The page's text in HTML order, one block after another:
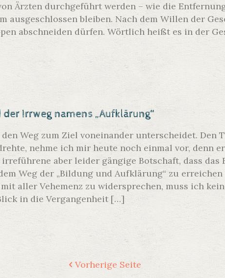
Ärzten durchgeführt werden – wie die
ausgeschlossen bleiben. Nach dem Willen der
abschneiden dürfen. Wörtlich heißt es in der
Irrweg namens „Aufklärung“
Weg zum Ziel voneinander unterscheidet. Den
nehme ich mir heute noch einmal vor, denn
aber leider gängige Botschaft, dass das
Weg der „Bildung und Aufklärung“ zu erreichen
aller Vehemenz zu widersprechen, muss ich
in die Vergangenheit […]
Vorherige Seite